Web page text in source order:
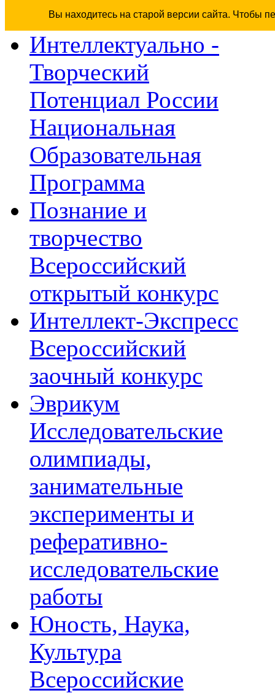
Вы находитесь на старой версии сайта. Чтобы
Интеллектуально -
Творческий
Потенциал России
Национальная
Образовательная
Программа
Познание и
творчество
Всероссийский
открытый конкурс
Интеллект-Экспресс
Всероссийский
заочный конкурс
Эврикум
Исследовательские
олимпиады,
занимательные
эксперименты и
реферативно-
исследовательские
работы
Юность, Наука,
Культура
Всероссийские